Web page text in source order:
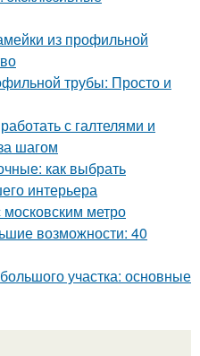
из профильной
трубы: Просто и
с галтелями и
шагом
как выбрать
интерьера
метро
возможности: 40
участка: основные